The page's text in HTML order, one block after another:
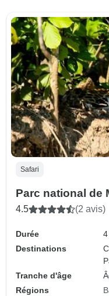
Safari
Parc national de
4.5 (2 avis)
Durée
Destinations
Tranche d'âge
Régions